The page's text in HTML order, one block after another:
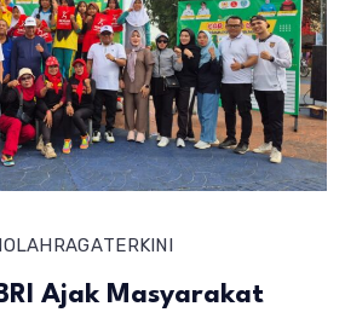
OLAHRAGATERKINI
Ajak Masyarakat